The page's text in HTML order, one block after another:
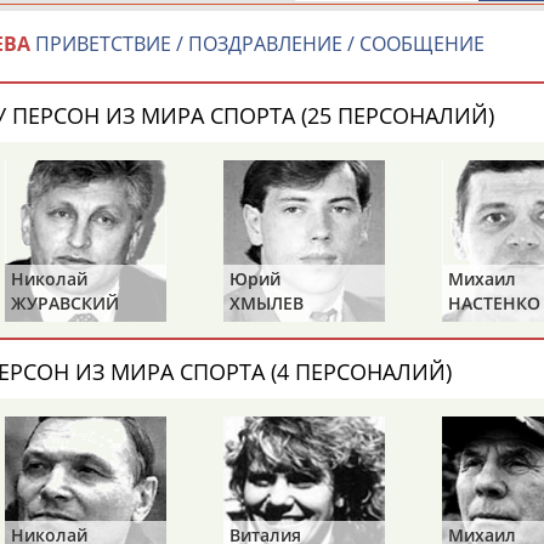
борьбе
До 68 кг.
иАлена Стародубцева.
Ривьер (франция) - 2:4 1/4
- 0:10. ...
Исламова и
до 75 кг - Екатерина
кг в Санкт-Петербурге...
Результаты дня.
Алены Стародубцевой
1.Ясемин Адар (Турция)
Сегодня в Латвии стартует
...Байцаев (125). Женскую
Любовь Сальникова (53),
Алена
(75). По
(Проект:Информационное
08.03.2016
Итоги второго дня
Наталья Малышева,
победительницами
Санжеева и Кристина Еремина.
Екатериной...
(Проект: Информационное
Наталья Воробьева
...укратный призер
чемпионата мира-2011),Алена
(Проект: Информационное
01.03.2015
Наталья Воробьева
ПРИВЕТСТВИЕ / ПОЗДРАВЛЕНИЕ / СООБЩЕНИЕ
ПЕРСОН ИЗ МИРА СПОРТА (25 ПЕРСОНАЛИЙ)
Николай
ЖУРАВСКИЙ
Юрий
ХМЫЛЕВ
Михаил
НАСТЕНКО
ИЗ МИРА СПОРТА (4 ПЕРСОНАЛИЙ)
Николай
Виталия
Михаил